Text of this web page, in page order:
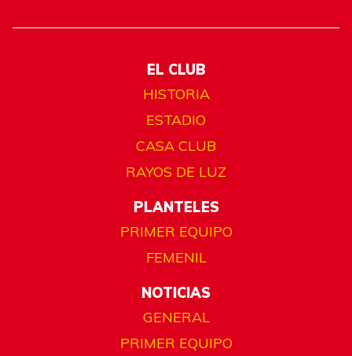
EL CLUB
HISTORIA
ESTADIO
CASA CLUB
RAYOS DE LUZ
PLANTELES
PRIMER EQUIPO
FEMENIL
NOTICIAS
GENERAL
PRIMER EQUIPO